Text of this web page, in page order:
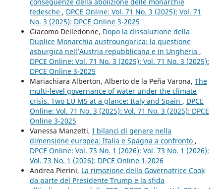
conseguenze della abolizione delle monarchie
tedesche , DPCE Online: Vol. 71 No. 3 (2025): Vol. 71
No. 3 (2025): DPCE Online 3-2025
Giacomo Delledonne, Dopo la dissoluzione della
Duplice Monarchia austroungarica: la questione
asburgica nell’Austria repubblicana e in Ungheria ,
DPCE Online: Vol. 71 No. 3 (2025): Vol. 71 No. 3 (2025):
DPCE Online 3-2025
Mariachiara Alberton, Alberto de la Peña Varona, The
multi-level governance of water under the climate
crisis. Two EU MS at a glance: Italy and Spain , DPCE
Online: Vol. 71 No. 3 (2025): Vol. 71 No. 3 (2025): DPCE
Online 3-2025
Vanessa Manzetti, I bilanci di genere nella
dimensione europea: Italia e Spagna a confronto ,
DPCE Online: Vol. 73 No. 1 (2026): Vol. 73 No. 1 (2026):
Vol. 73 No. 1 (2026): DPCE Online 1-2026
Andrea Pierini, La rimozione della Governatrice Cook
da parte del Presidente Trump e la sfida